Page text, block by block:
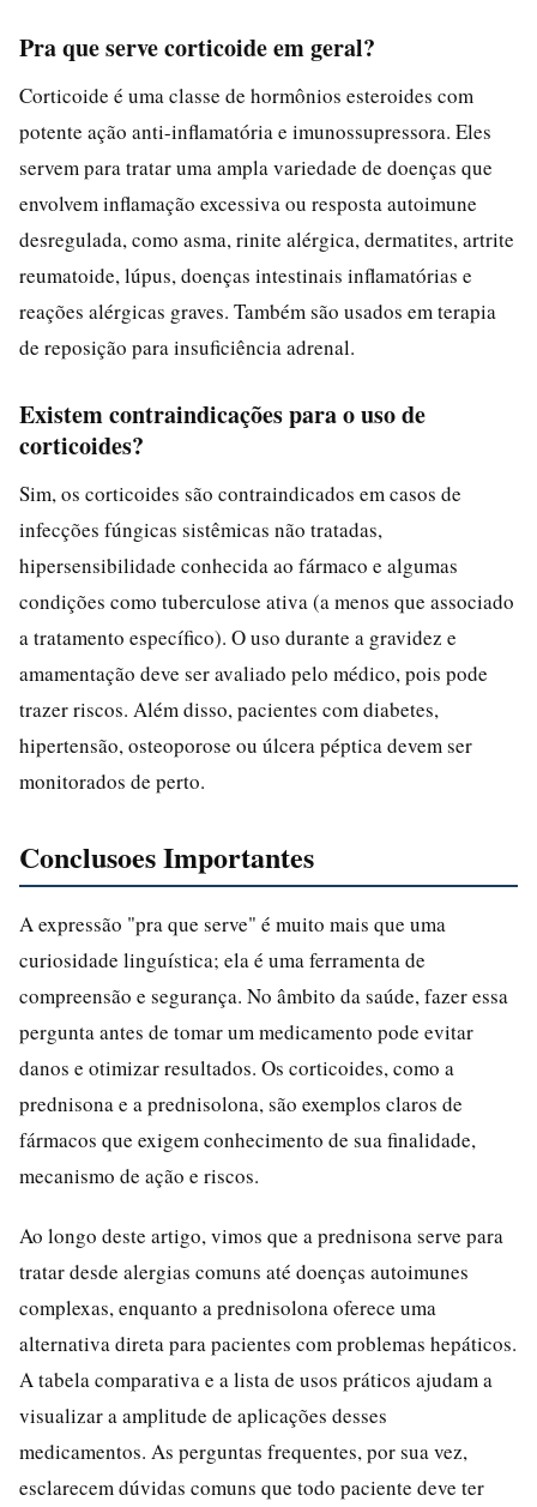
Pra que serve corticoide em geral?
Corticoide é uma classe de hormônios esteroides com
potente ação anti-inflamatória e imunossupressora. Eles
servem para tratar uma ampla variedade de doenças que
envolvem inflamação excessiva ou resposta autoimune
desregulada, como asma, rinite alérgica, dermatites, artrite
reumatoide, lúpus, doenças intestinais inflamatórias e
reações alérgicas graves. Também são usados em terapia
de reposição para insuficiência adrenal.
Existem contraindicações para o uso de
corticoides?
Sim, os corticoides são contraindicados em casos de
infecções fúngicas sistêmicas não tratadas,
hipersensibilidade conhecida ao fármaco e algumas
condições como tuberculose ativa (a menos que associado
a tratamento específico). O uso durante a gravidez e
amamentação deve ser avaliado pelo médico, pois pode
trazer riscos. Além disso, pacientes com diabetes,
hipertensão, osteoporose ou úlcera péptica devem ser
monitorados de perto.
Conclusoes Importantes
A expressão "pra que serve" é muito mais que uma
curiosidade linguística; ela é uma ferramenta de
compreensão e segurança. No âmbito da saúde, fazer essa
pergunta antes de tomar um medicamento pode evitar
danos e otimizar resultados. Os corticoides, como a
prednisona e a prednisolona, são exemplos claros de
fármacos que exigem conhecimento de sua finalidade,
mecanismo de ação e riscos.
Ao longo deste artigo, vimos que a prednisona serve para
tratar desde alergias comuns até doenças autoimunes
complexas, enquanto a prednisolona oferece uma
alternativa direta para pacientes com problemas hepáticos.
A tabela comparativa e a lista de usos práticos ajudam a
visualizar a amplitude de aplicações desses
medicamentos. As perguntas frequentes, por sua vez,
esclarecem dúvidas comuns que todo paciente deve ter